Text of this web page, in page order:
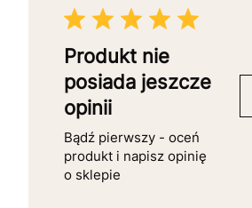
Produkt nie
posiada jeszcze
opinii
Bądź pierwszy - oceń
produkt i napisz opinię
o sklepie